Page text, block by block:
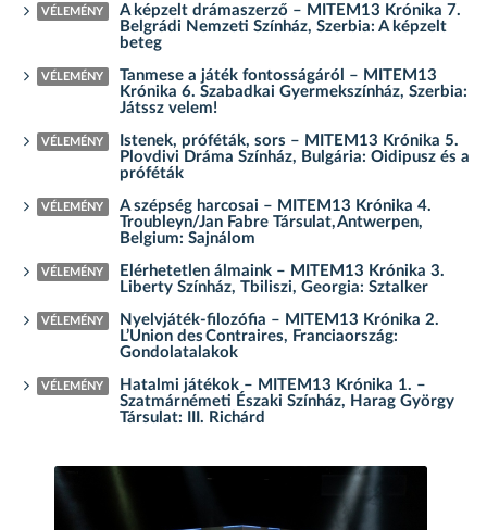
VÉLEMÉNY
A képzelt drámaszerző – MITEM13 Krónika 7.
Belgrádi Nemzeti Színház, Szerbia: A képzelt
beteg
VÉLEMÉNY
Tanmese a játék fontosságáról – MITEM13
Krónika 6. Szabadkai Gyermekszínház, Szerbia:
Játssz velem!
VÉLEMÉNY
Istenek, próféták, sors – MITEM13 Krónika 5.
Plovdivi Dráma Színház, Bulgária: Oidipusz és a
próféták
VÉLEMÉNY
A szépség harcosai – MITEM13 Krónika 4.
Troubleyn/Jan Fabre Társulat, Antwerpen,
Belgium: Sajnálom
VÉLEMÉNY
Elérhetetlen álmaink – MITEM13 Krónika 3.
Liberty Színház, Tbiliszi, Georgia: Sztalker
VÉLEMÉNY
Nyelvjáték-filozófia – MITEM13 Krónika 2.
L’Union des Contraires, Franciaország:
Gondolatalakok
VÉLEMÉNY
Hatalmi játékok – MITEM13 Krónika 1. –
Szatmárnémeti Északi Színház, Harag György
Társulat: III. Richárd